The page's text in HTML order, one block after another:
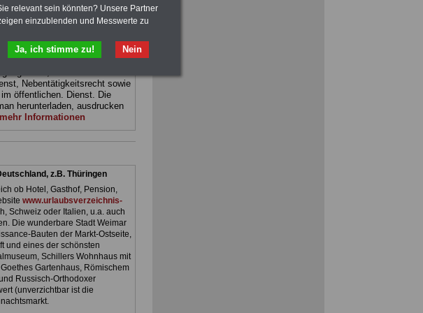
Bücher als eBook
für Beamtinnen und
vom
Themen der Bücher sind:
im öffentlichen Dienst,
Besoldung, Beihilferecht,
Nebentätigkeitsrecht sowie
öffentlichen. Dienst. Die
herunterladen, ausdrucken
Informationen
z.B. Thüringen
ob Hotel, Gasthof, Pension,
www.urlaubsverzeichnis-
Schweiz oder Italien, u.a. auch
Die wunderbare Stadt Weimar
Bauten der Markt-Ostseite,
und eines der schönsten
Schillers Wohnhaus mit
Gartenhaus, Römischem
Russisch-Orthodoxer
(unverzichtbar ist die
relevant sein könnten? Unsere Partner
einzublenden und Messwerte zu
Nein
Ja, ich stimme zu!